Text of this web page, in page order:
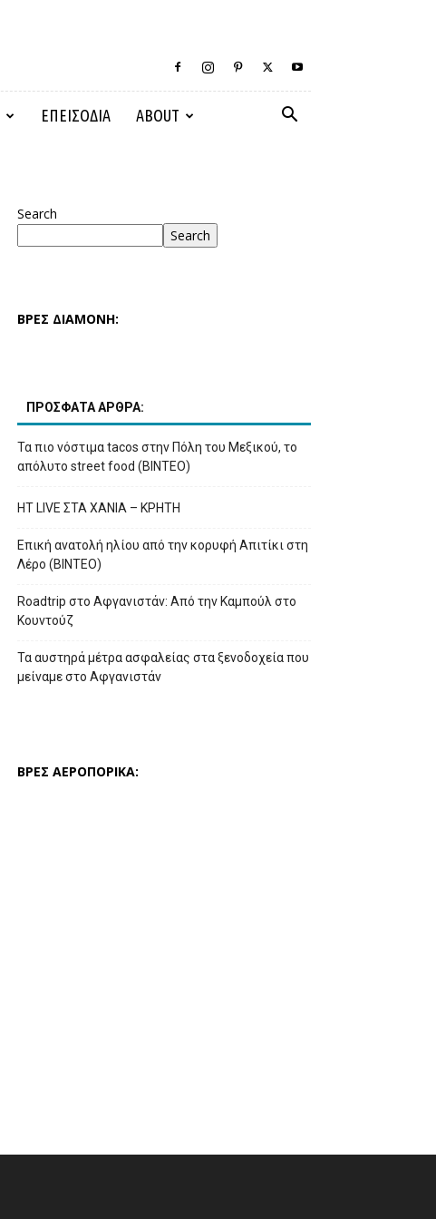
ΕΠΕΙΣΟΔΙΑ ABOUT
Search
Search
ΒΡΕΣ ΔΙΑΜΟΝΗ:
ΠΡΟΣΦΑΤΑ ΑΡΘΡΑ:
Τα πιο νόστιμα tacos στην Πόλη του Μεξικού, το
απόλυτο street food (ΒΙΝΤΕΟ)
HT LIVE ΣΤΑ ΧΑΝΙΑ – ΚΡΗΤΗ
Επική ανατολή ηλίου από την κορυφή Απιτίκι στη
Λέρο (ΒΙΝΤΕΟ)
Roadtrip στο Αφγανιστάν: Από την Καμπούλ στο
Κουντούζ
Τα αυστηρά μέτρα ασφαλείας στα ξενοδοχεία που
μείναμε στο Αφγανιστάν
ΒΡΕΣ ΑΕΡΟΠΟΡΙΚΑ: